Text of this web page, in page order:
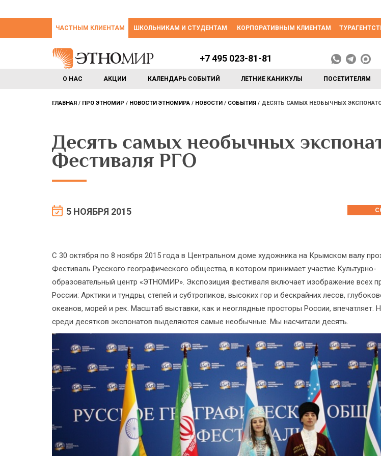
ЧАСТНЫМ КЛИЕНТАМ ШКОЛЬНИКАМ И СТУДЕНТАМ КОРПОРАТИВНЫМ КЛИЕНТАМ
О НАС АКЦИИ КАЛЕНДАРЬ СОБЫТИЙ ЛЕТНИЕ КАНИКУЛЫ ПОСЕТИТЕЛЯМ
+7 495 023-81-81
ГЛАВНАЯ ПРО ЭТНОМИР НОВОСТИ ЭТНОМИРА НОВОСТИ СОБЫТИЯ ДЕСЯТЬ САМЫХ НЕОБЫЧНЫХ
Десять самых необычных
Фестиваля РГО
5 НОЯБРЯ 2015
С 30 октября по 8 ноября 2015 года в Центральном доме художника на Крымском валу
Фестиваль Русского географического общества, в котором принимает участие Культурно-
образовательный центр «ЭТНОМИР». Экспозиция фестиваля включает изображение всех
России: Арктики и тундры, степей и субтропиков, высоких гор и бескрайних лесов,
океанов, морей и рек. Масштаб выставки, как и неоглядные просторы России, впечатляет.
среди десятков экспонатов выделяются самые необычные. Мы насчитали десять.